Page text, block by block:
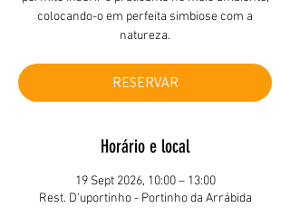
colocando-o em perfeita simbiose com a
natureza.
RESERVAR
Horário e local
19 Sept 2026, 10:00 – 13:00
Rest. D'uportinho - Portinho da Arrábida